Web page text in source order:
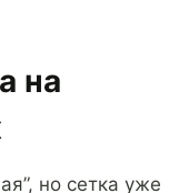
на
но сетка уже